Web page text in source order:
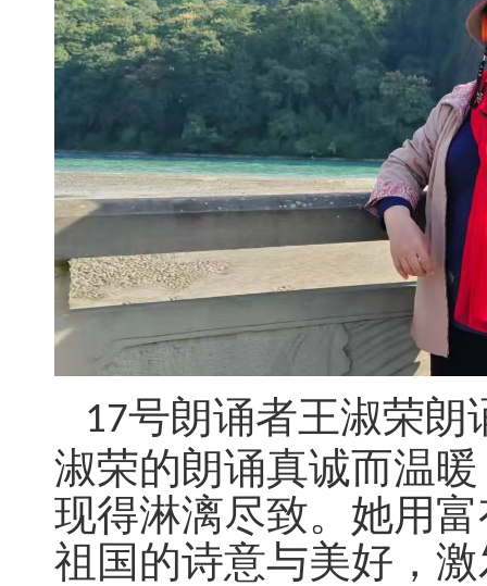
17号朗诵者王淑荣朗
淑荣的朗诵真诚而温
现得淋漓尽致。她用
祖国的诗意与美好，